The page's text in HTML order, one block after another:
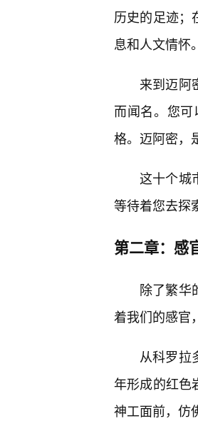
历史的足迹；
息和人文情怀。
来到迈阿
而闻名。您
格。迈阿密，
这十个城
等待着您去探
第二章：感
除了繁华
着我们的感官
从科罗拉
年形成的红色
神工面前，仿